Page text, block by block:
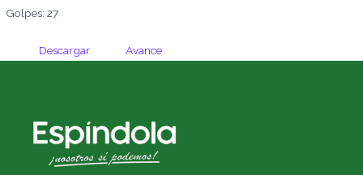
Golpes: 27
Descargar Avance